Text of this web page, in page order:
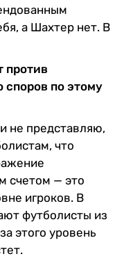
а Шахтер нет. В
против
споров по этому
не представляю,
что
счетом — это
игроков. В
футболисты из
этого уровень